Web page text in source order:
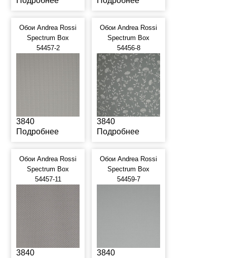
Обои Andrea Rossi
Spectrum Box
54457-2
3840
Подробнее
Обои Andrea Rossi
Spectrum Box
54456-8
3840
Подробнее
Обои Andrea Rossi
Spectrum Box
54457-11
3840
Обои Andrea Rossi
Spectrum Box
54459-7
3840